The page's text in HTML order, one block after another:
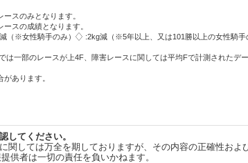
スのみとなります。
スの成績となります。
（※女性騎手のみ）
:2kg減（※5年以上、又は101勝以上の女性騎手
一部のレースが上4F、障害レースに関しては平均Fで計測されたデ
あります。
してください。
しては万全を期しておりますが、その内容の正確性お
供者は一切の責任を負いかねます。